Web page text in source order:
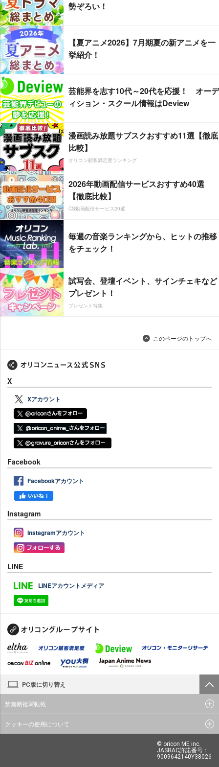
勢ぞろい！
【夏アニメ2026】7月期夏の新アニメを一
挙紹介！
芸能界を志す10代～20代を応援！ オーデ
ィション・スクール情報はDeview
漫画読み放題サブスクおすすめ11選【徹底
比較】
オリコン顧客満足度ランキング
2026年動画配信サービスおすすめ40選
【徹底比較】
CS動画配信サービス20選
毎週の音楽ランキングから、ヒットの推移
をチェック！
試写会、登壇イベント、サインチェキなど
プレゼント！
プレゼント特集
このページのトップへ
X
Xアカウント
Facebook
Facebookアカウント
Instagram
Instagramアカウント
LINE
LINEアカウントメディア
PC版に切り替え
禁無断複写転載
クッキーの使用について
© oricon ME inc.
JASRAC許諾番号：
9009642140Y38026